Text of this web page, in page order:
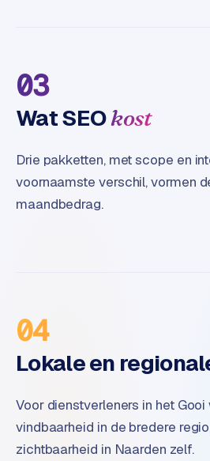
B
B
R
e
t
i
-
o
r
e
03
Wat SEOkost
Drie pakketten, met scope en
voornaamste verschil, vormen
maandbedrag.
04
Lokale en
Voor dienstverleners in het
vindbaarheid in de bredere
zichtbaarheid in Naarden zelf.